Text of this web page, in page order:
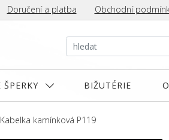
Doručení a platba Obchodní
BIŽUTÉRIE
kamínková P119